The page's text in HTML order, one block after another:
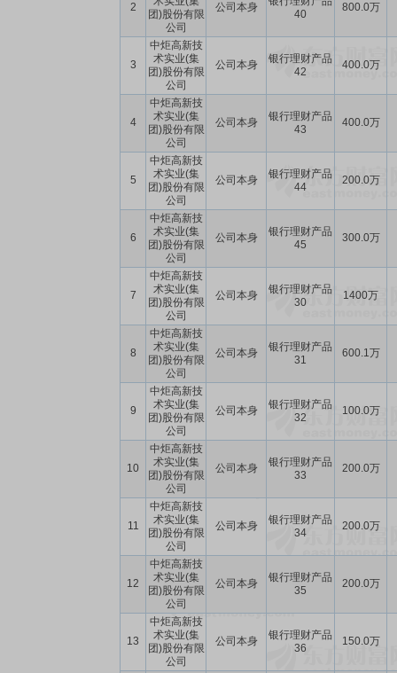
2
团)股份有限
公司
公司本身
40
800.0万
3
中炬高新技
术实业(集
团)股份有限
公司
公司本身
银行理财产品
42
400.0万
4
中炬高新技
术实业(集
团)股份有限
公司
公司本身
银行理财产品
43
400.0万
5
中炬高新技
术实业(集
团)股份有限
公司
公司本身
银行理财产品
44
200.0万
6
中炬高新技
术实业(集
团)股份有限
公司
公司本身
银行理财产品
45
300.0万
7
中炬高新技
术实业(集
团)股份有限
公司
公司本身
银行理财产品
30
1400万
8
中炬高新技
术实业(集
团)股份有限
公司
公司本身
银行理财产品
31
600.1万
9
中炬高新技
术实业(集
团)股份有限
公司
公司本身
银行理财产品
32
100.0万
10
中炬高新技
术实业(集
团)股份有限
公司
公司本身
银行理财产品
33
200.0万
11
中炬高新技
术实业(集
团)股份有限
公司
公司本身
银行理财产品
34
200.0万
12
中炬高新技
术实业(集
团)股份有限
公司
公司本身
银行理财产品
35
200.0万
13
中炬高新技
术实业(集
团)股份有限
公司
公司本身
银行理财产品
36
150.0万